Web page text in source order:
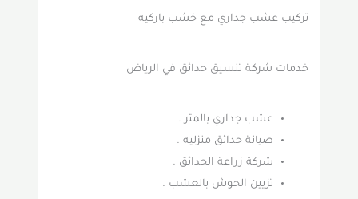
تركيب عشب جداري مع خشب باركيه
خدمات شركة تنسيق حدائق في الرياض
عشب جداري بالمتر .
صيانة حدائق منزليه .
شركة زراعة الحدائق .
تزيين الحوش بالعشب .